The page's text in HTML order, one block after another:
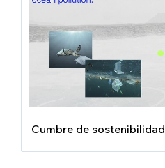
Cumbre de sostenibilidad